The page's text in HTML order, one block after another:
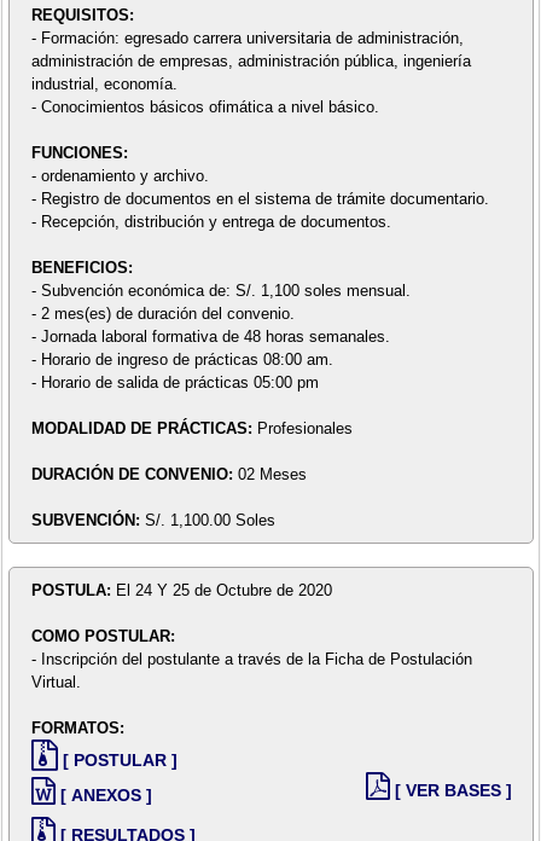
REQUISITOS:
- Formación: egresado carrera universitaria de administración,
administración de empresas, administración pública, ingeniería
industrial, economía.
- Conocimientos básicos ofimática a nivel básico.
FUNCIONES:
- ordenamiento y archivo.
- Registro de documentos en el sistema de trámite documentario.
- Recepción, distribución y entrega de documentos.
BENEFICIOS:
- Subvención económica de: S/. 1,100 soles mensual.
- 2 mes(es) de duración del convenio.
- Jornada laboral formativa de 48 horas semanales.
- Horario de ingreso de prácticas 08:00 am.
- Horario de salida de prácticas 05:00 pm
MODALIDAD DE PRÁCTICAS: Profesionales
DURACIÓN DE CONVENIO: 02 Meses
SUBVENCIÓN: S/. 1,100.00 Soles
POSTULA: El 24 Y 25 de Octubre de 2020
COMO POSTULAR:
- Inscripción del postulante a través de la Ficha de Postulación
Virtual.
FORMATOS:
[ POSTULAR ]
[ ANEXOS ]
[ RESULTADOS ]
[ VER BASES ]